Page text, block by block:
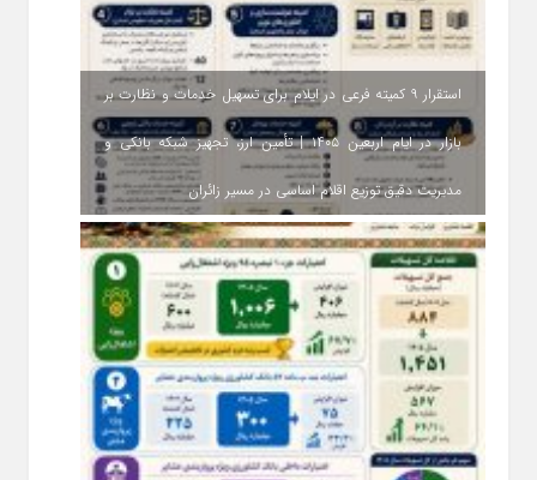
استقرار ۹ کمیته فرعی در ایلام برای تسهیل خدمات و نظارت بر
بازار در ایام اربعین ۱۴۰۵ | تأمین ارز، تجهیز شبکه بانکی و
مدیریت دقیق توزیع اقلام اساسی در مسیر زائران